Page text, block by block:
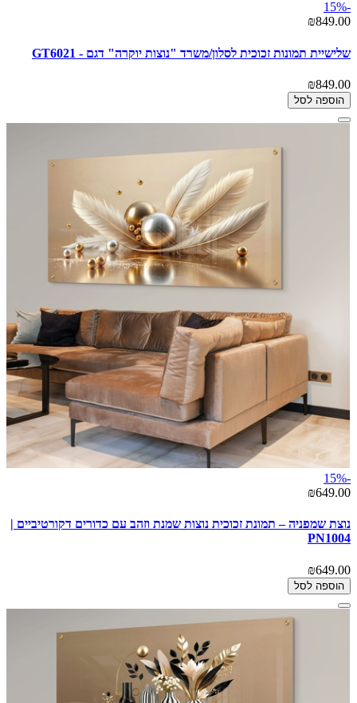
-15%
₪849.00
שלישיית תמונות זכוכית לסלון/משרד "נוצות יוקרה" דגם - GT6021
₪849.00
הוספה לסל
-15%
₪649.00
נוצת שמפניה – תמונת זכוכית נוצות שמנת וזהב עם כדורים דקורטיביים |
PN1004
₪649.00
הוספה לסל